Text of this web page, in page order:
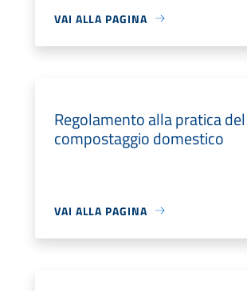
VAI ALLA PAGINA
Regolamento alla pratica del
compostaggio domestico
VAI ALLA PAGINA